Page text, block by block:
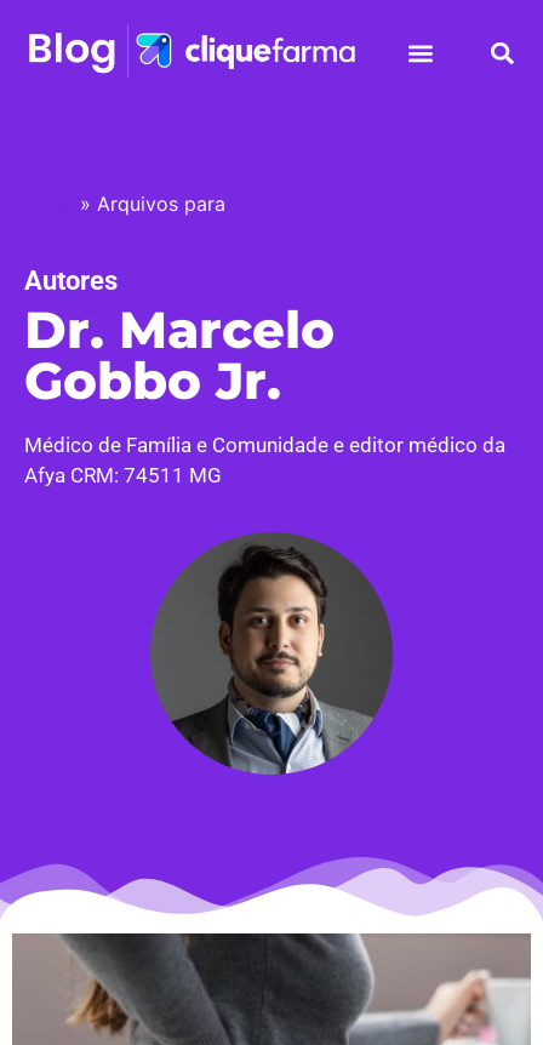
» Arquivos para
Autores
Dr. Marcelo
Gobbo Jr.
Médico de Família e Comunidade e editor médico da
Afya CRM: 74511 MG